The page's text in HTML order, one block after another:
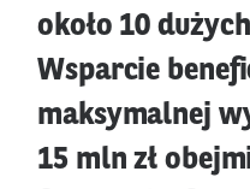
około 10
Wsparcie
maksymalnej
15 mln zł